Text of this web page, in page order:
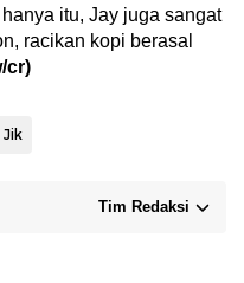
itu, Jay juga sangat
racikan kopi berasal
cr)
Tim Redaksi